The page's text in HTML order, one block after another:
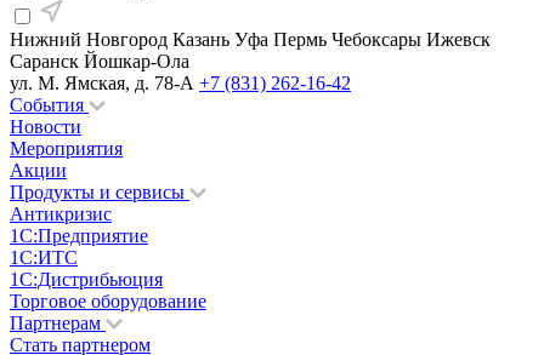
Нижний Новгород Казань Уфа Пермь Чебоксары Ижевск
Саранск Йошкар-Ола
ул. М. Ямская, д. 78-А +7 (831) 262-16-42
События
Новости
Мероприятия
Акции
Продукты и сервисы
Антикризис
1С:Предприятие
1С:ИТС
1С:Дистрибьюция
Торговое оборудование
Партнерам
Стать партнером